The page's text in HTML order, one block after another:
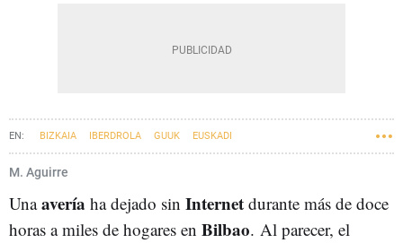
BIZKAIA IBERDROLA GUUK EUSKADI
M. Aguirre
Unaavería ha dejado sin Internet durante más de doce
horas a miles de hogares en Bilbao. Al parecer, el